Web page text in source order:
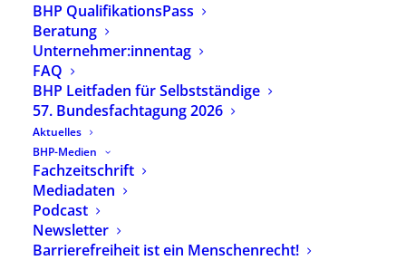
BHP QualifikationsPass
Beratung
Unternehmer:innentag
FAQ
BHP Leitfaden für Selbstständige
57. Bundesfachtagung 2026
Aktuelles
BHP-Medien
Fachzeitschrift
Mediadaten
Podcast
Newsletter
Barrierefreiheit ist ein Menschenrecht!
Geschehen, das sich zwischen zwei oder mehr
Personen und in einem Umfeld ereignet, das von
verschiedenen Einflüssen gerahmt ist. Dabei
werden Zusammenhänge von Verantwortung,
Macht, Gewalt, Selbstbestimmung für
heilpädagogische Haltungsgeschehen reflektiert.
Die Haltung zugrundeliegende Frage nach dem
guten Leben entfaltet Impulse für eine Ethik der
Heilpädagogik.